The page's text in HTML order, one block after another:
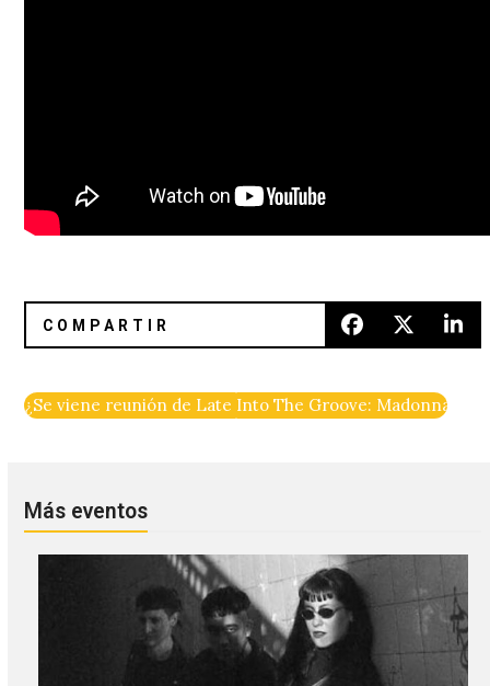
¿Se viene reunión de Late Of The Pier?Into The Groove: Madonna en
Más eventos